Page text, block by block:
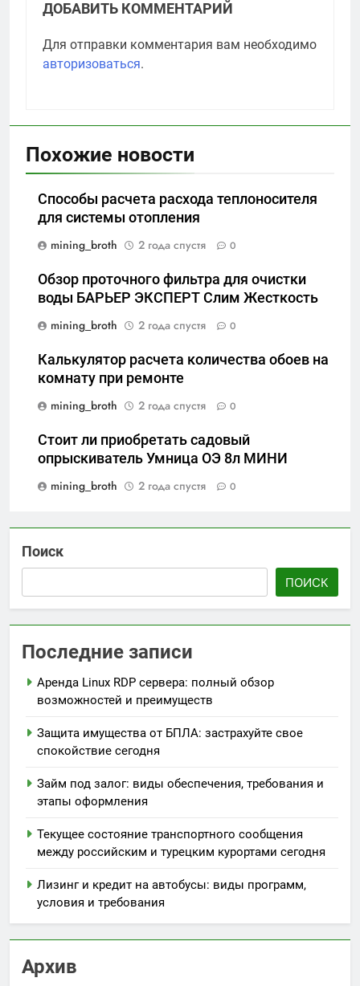
ДОБАВИТЬ КОММЕНТАРИЙ
Для отправки комментария вам необходимо
авторизоваться.
Похожие новости
Способы расчета расхода теплоносителя
для системы отопления
mining_broth
2 года спустя 0
Обзор проточного фильтра для очистки
воды БАРЬЕР ЭКСПЕРТ Слим Жесткость
mining_broth
2 года спустя 0
Калькулятор расчета количества обоев на
комнату при ремонте
mining_broth
2 года спустя 0
Стоит ли приобретать садовый
опрыскиватель Умница ОЭ 8л МИНИ
mining_broth
2 года спустя 0
Поиск
ПОИСК
Последние записи
Аренда Linux RDP сервера: полный обзор
возможностей и преимуществ
Защита имущества от БПЛА: застрахуйте свое
спокойствие сегодня
Займ под залог: виды обеспечения, требования и
этапы оформления
Текущее состояние транспортного сообщения
между российским и турецким курортами сегодня
Лизинг и кредит на автобусы: виды программ,
условия и требования
Архив